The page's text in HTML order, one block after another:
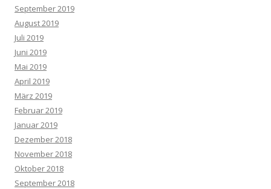
September 2019
August 2019
Juli 2019
Juni 2019
Mai 2019
April 2019
März 2019
Februar 2019
Januar 2019
Dezember 2018
November 2018
Oktober 2018
September 2018